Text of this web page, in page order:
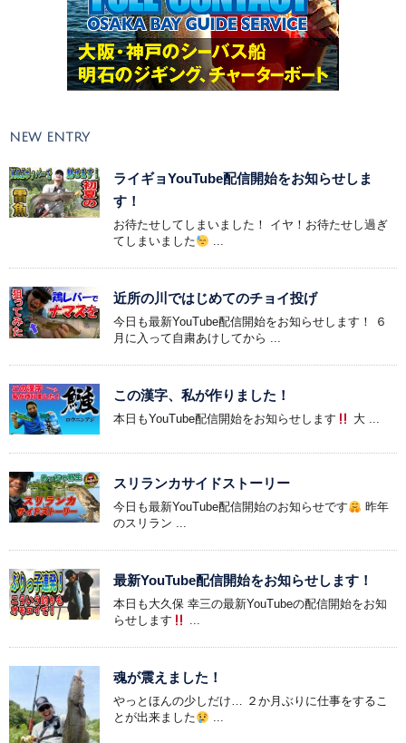
NEW ENTRY
ライギョYouTube配信開始をお知らせしま
す！
お待たせしてしまいました！ イヤ！お待たせし過ぎ
てしまいました
...
近所の川ではじめてのチョイ投げ
今日も最新YouTube配信開始をお知らせします！ ６
月に入って自粛あけしてから ...
この漢字、私が作りました！
本日もYouTube配信開始をお知らせします 大 ...
スリランカサイドストーリー
今日も最新YouTube配信開始のお知らせです
昨年
のスリラン ...
最新YouTube配信開始をお知らせします！
本日も大久保 幸三の最新YouTubeの配信開始をお知
らせします
...
魂が震えました！
やっとほんの少しだけ… ２か月ぶりに仕事をするこ
とが出来ました
...